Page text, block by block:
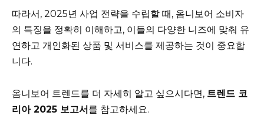
따라서, 2025년 사업 전략을 수립할 때, 옴니보어 소비자
의 특징을 정확히 이해하고, 이들의 다양한 니즈에 맞춰 유
연하고 개인화된 상품 및 서비스를 제공하는 것이 중요합
니다.
옴니보어 트렌드를 더 자세히 알고 싶으시다면, 트렌드 코
리아 2025 보고서를 참고하세요.